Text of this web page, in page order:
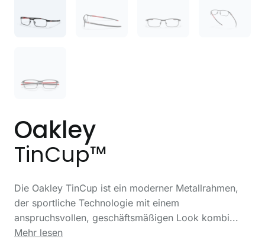
Oakley
TinCup™
Die Oakley TinCup ist ein moderner Metallrahmen,
der sportliche Technologie mit einem
anspruchsvollen, geschäftsmäßigen Look kombi...
Mehr lesen